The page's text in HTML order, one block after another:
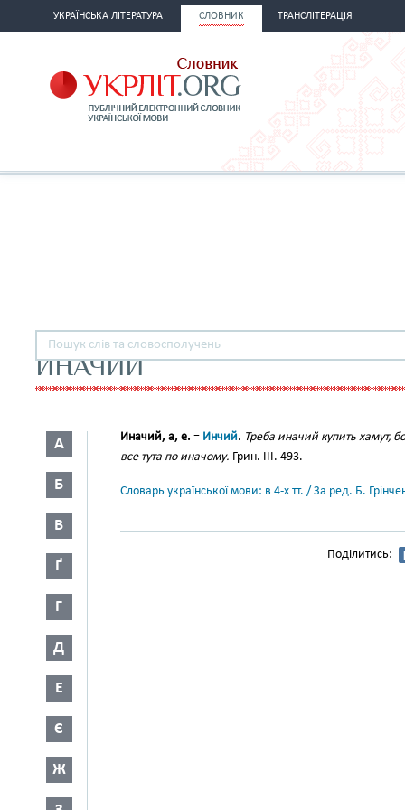
УКРАЇНСЬКА ЛІТЕРАТУРА СЛОВНИК ТРАНСЛІТЕРАЦІЯ
ИНАЧИЙ
А
Б
В
Ґ
Г
Д
Е
Є
Ж
Иначий, а, е. = Инчий. Треба иначий купить хамут,
все тута по иначому. Грин. III. 493.
Словарь української мови: в 4-х тт. / За ред. Б.
Поділитись: